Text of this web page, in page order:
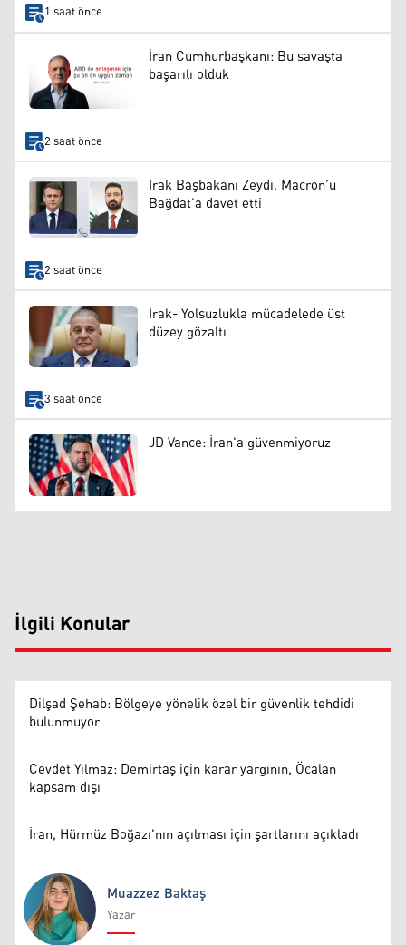
1 saat önce
İran Cumhurbaşkanı: Bu savaşta
başarılı olduk
2 saat önce
Irak Başbakanı Zeydi, Macron’u
Bağdat'a davet etti
2 saat önce
Irak- Yolsuzlukla mücadelede üst
düzey gözaltı
3 saat önce
JD Vance: İran'a güvenmiyoruz
İlgili Konular
Dilşad Şehab: Bölgeye yönelik özel bir güvenlik tehdidi
bulunmuyor
Cevdet Yılmaz: Demirtaş için karar yargının, Öcalan
kapsam dışı
İran, Hürmüz Boğazı'nın açılması için şartlarını açıkladı
Muazzez Baktaş
Yazar